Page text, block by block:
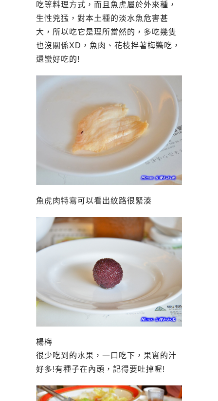
吃等料理方式，而且魚虎屬於外來種，
生性兇猛，對本土種的淡水魚危害甚
大，所以吃它是理所當然的，多吃幾隻
也沒關係XD，魚肉、花枝拌著梅醬吃，
還蠻好吃的!
魚虎肉特寫可以看出紋路很緊湊
楊梅
很少吃到的水果，一口吃下，果實的汁
好多!有種子在內頭，記得要吐掉喔!